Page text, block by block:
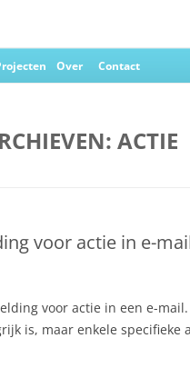
Ga
naar
Over Contact
ACTIE
voor actie in e-
voor actie in een e-
is, maar enkele specifieke